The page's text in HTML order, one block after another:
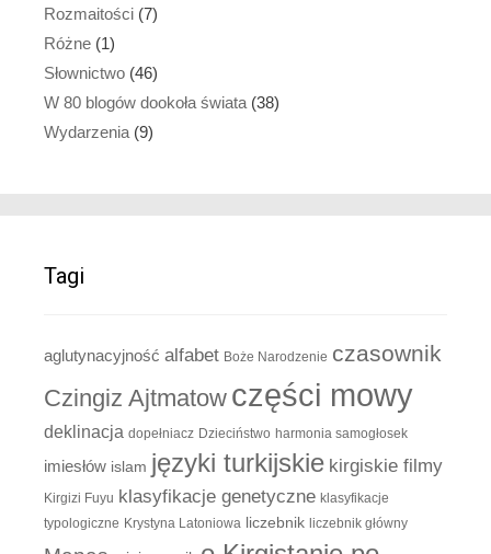
Rozmaitości (7)
Różne (1)
Słownictwo (46)
W 80 blogów dookoła świata (38)
Wydarzenia (9)
Tagi
aglutynacyjność alfabet Boże Narodzenie czasownik
Czingiz Ajtmatow części mowy
deklinacja dopełniacz Dzieciństwo harmonia samogłosek
imiesłów islam języki turkijskie kirgiskie filmy
Kirgizi Fuyu klasyfikacje genetyczne klasyfikacje
typologiczne Krystyna Latoniowa liczebnik liczebnik główny